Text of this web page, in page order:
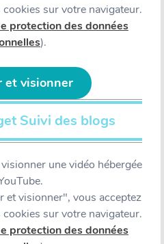
sur votre navigateur.
protection des données
).
et visionner
Suivi des blogs
une vidéo hébergée
et visionner", vous acceptez
sur votre navigateur.
protection des données